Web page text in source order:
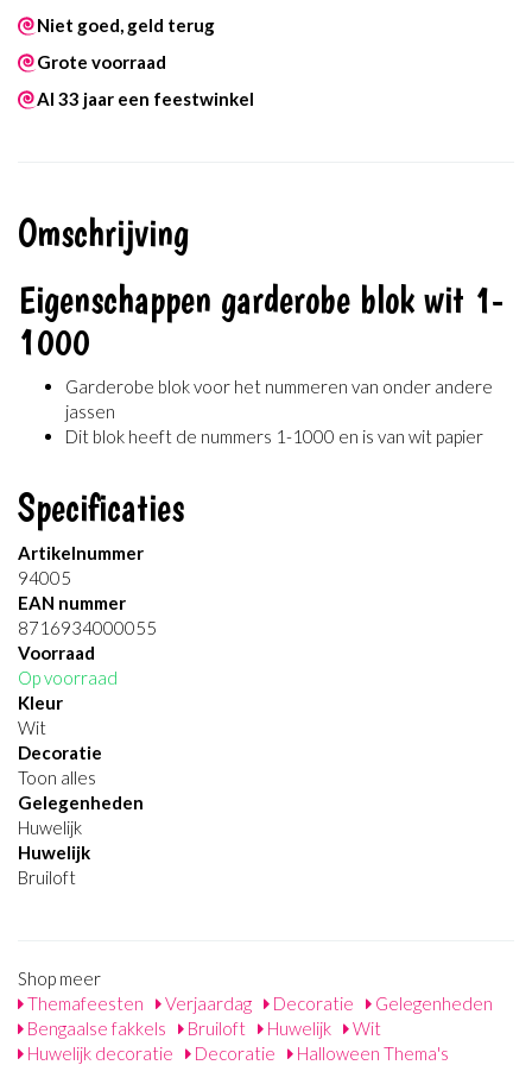
Niet goed, geld terug
Grote voorraad
Al 33 jaar een feestwinkel
Omschrijving
Eigenschappen garderobe blok wit 1-
1000
Garderobe blok voor het nummeren van onder andere
jassen
Dit blok heeft de nummers 1-1000 en is van wit papier
Specificaties
Artikelnummer
94005
EAN nummer
8716934000055
Voorraad
Op voorraad
Kleur
Wit
Decoratie
Toon alles
Gelegenheden
Huwelijk
Huwelijk
Bruiloft
Shop meer
Themafeesten
Verjaardag Decoratie
Gelegenheden
Bengaalse fakkels
Bruiloft Huwelijk
Wit
Huwelijk decoratie
Decoratie Halloween Thema's